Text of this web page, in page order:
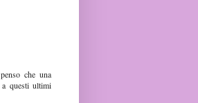
che una
a questi ultimi